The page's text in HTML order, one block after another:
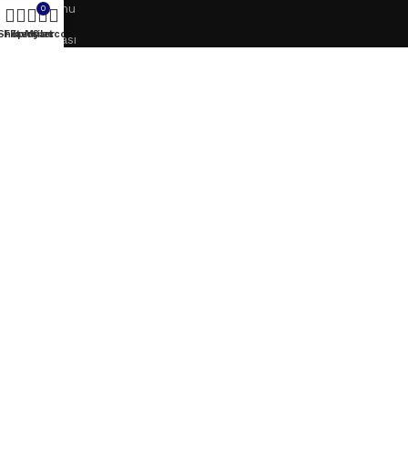
Teklif Formu
Bilgi Bankası
Filters
Favoriler
0
Cart
My account